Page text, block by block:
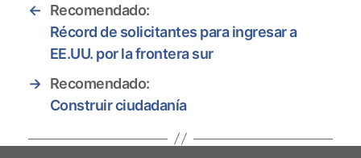
←
Recomendado:
Récord de solicitantes para ingresar a
EE.UU. por la frontera sur
→ Recomendado:
Construir ciudadanía